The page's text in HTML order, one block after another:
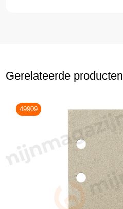
Gerelateerde producten
49909